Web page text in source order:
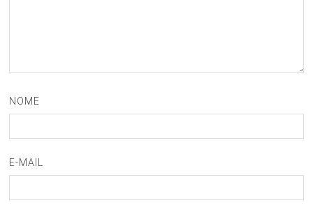
NOME
E-MAIL